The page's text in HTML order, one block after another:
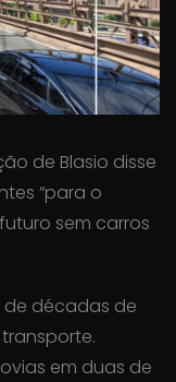
de Blasio disse
“para o
sem carros
de décadas de
em duas de